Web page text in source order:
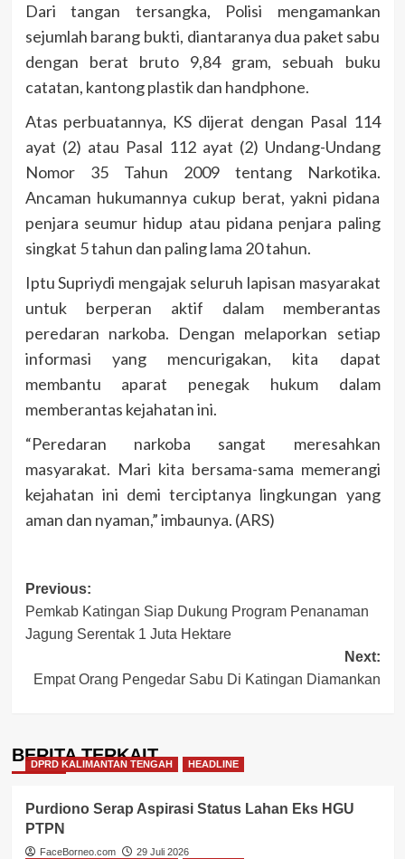
Dari tangan tersangka, Polisi mengamankan
sejumlah barang bukti, diantaranya dua paket sabu
dengan berat bruto 9,84 gram, sebuah buku
catatan, kantong plastik dan handphone.
Atas perbuatannya, KS dijerat dengan Pasal 114
ayat (2) atau Pasal 112 ayat (2) Undang-Undang
Nomor 35 Tahun 2009 tentang Narkotika.
Ancaman hukumannya cukup berat, yakni pidana
penjara seumur hidup atau pidana penjara paling
singkat 5 tahun dan paling lama 20 tahun.
Iptu Supriydi mengajak seluruh lapisan masyarakat
untuk berperan aktif dalam memberantas
peredaran narkoba. Dengan melaporkan setiap
informasi yang mencurigakan, kita dapat
membantu aparat penegak hukum dalam
memberantas kejahatan ini.
“Peredaran narkoba sangat meresahkan
masyarakat. Mari kita bersama-sama memerangi
kejahatan ini demi terciptanya lingkungan yang
aman dan nyaman,” imbaunya. (ARS)
Post
navigation
Previous:
Pemkab Katingan Siap Dukung Program Penanaman
Jagung Serentak 1 Juta Hektare
Next:
Empat Orang Pengedar Sabu Di Katingan Diamankan
BERITA TERKAIT
DPRD KALIMANTAN TENGAH HEADLINE
Purdiono Serap Aspirasi Status Lahan Eks HGU
PTPN
FaceBorneo.com
29 Juli 2026